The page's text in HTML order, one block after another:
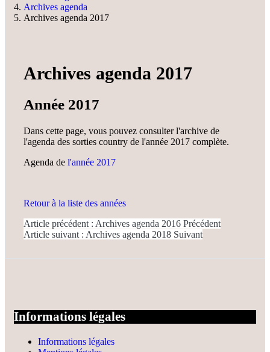
Archives agenda
Archives agenda 2017
Archives agenda 2017
Année 2017
Dans cette page, vous pouvez consulter l'archive de
l'agenda des sorties country de l'année 2017 complète.
Agenda de l'année 2017
Retour à la liste des années
Article précédent : Archives agenda 2016 Précédent
Article suivant : Archives agenda 2018 Suivant
Informations légales
Informations légales